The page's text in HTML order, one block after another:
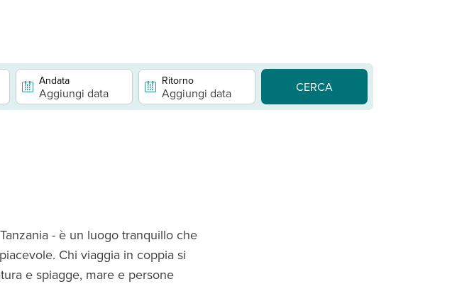
Andata
Aggiungi data
Ritorno
Aggiungi data CERCA
- è un luogo tranquillo che
Chi viaggia in coppia si
e spiagge, mare e persone